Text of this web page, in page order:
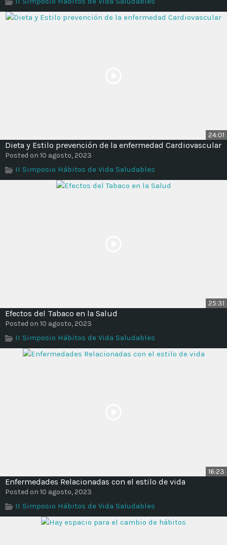
Time
24:01
Dieta y Estilo prevención de la enfermedad Cardiovascular
Posted on 10 agosto, 2023
II Simposio Hábitos de Vida Saludables
25:31
Efectos del Tabaco en la Salud
Posted on 10 agosto, 2023
II Simposio Hábitos de Vida Saludables
16:23
Enfermedades Relacionadas con el estilo de vida
Posted on 10 agosto, 2023
II Simposio Hábitos de Vida Saludables